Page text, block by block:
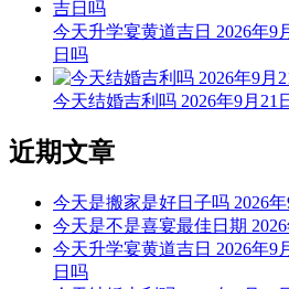
今天升学宴黄道吉日 2026年9
日吗
今天结婚吉利吗 2026年9月21
近期文章
今天是搬家是好日子吗 2026
今天是不是喜宴最佳日期
今天升学宴黄道吉日 2026年9
日吗